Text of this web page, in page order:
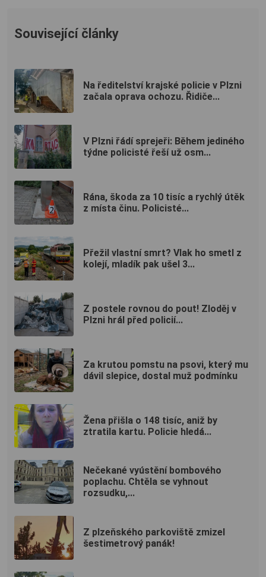
Související články
Na ředitelství krajské policie v Plzni
začala oprava ochozu. Řidiče...
V Plzni řádí sprejeři: Během jediného
týdne policisté řeší už osm...
Rána, škoda za 10 tisíc a rychlý útěk
z místa činu. Policisté...
Přežil vlastní smrt? Vlak ho smetl z
kolejí, mladík pak ušel 3...
Z postele rovnou do pout! Zloděj v
Plzni hrál před policií...
Za krutou pomstu na psovi, který mu
dávil slepice, dostal muž podmínku
Žena přišla o 148 tisíc, aniž by
ztratila kartu. Policie hledá...
Nečekané vyústění bombového
poplachu. Chtěla se vyhnout
rozsudku,...
Z plzeňského parkoviště zmizel
šestimetrový panák!